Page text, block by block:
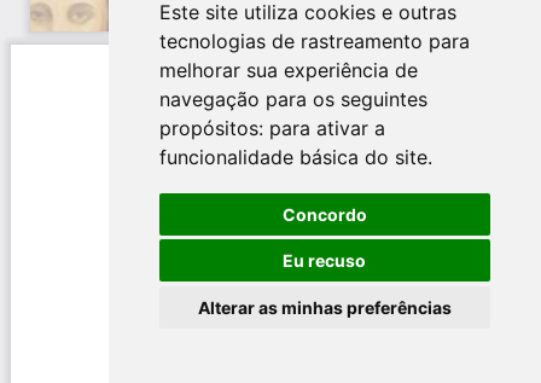
Este site utiliza cookies e outras
tecnologias de rastreamento para
melhorar sua experiência de
navegação para os seguintes
propósitos: para ativar a
funcionalidade básica do site.
Concordo
Eu recuso
Alterar as minhas preferências